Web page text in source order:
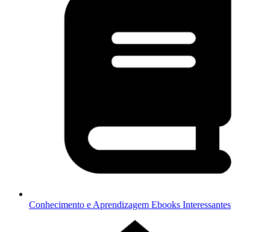
Conhecimento e Aprendizagem Ebooks Interessantes